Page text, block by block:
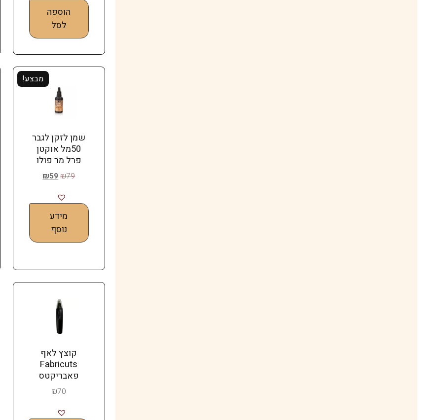
הוספה
לסל
מבצע!
שמן לזקן לגבר
50מל אוקטן
פרל מר פולו
₪79
₪59
מידע
נוסף
קוצץ לאף
Fabricuts
פאבריקטס
₪70